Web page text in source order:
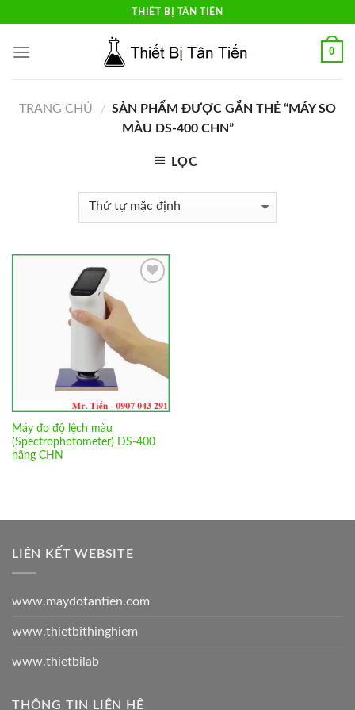
content
THIẾT BỊ TÂN TIẾN
0
TRANG CHỦ / SẢN PHẨM ĐƯỢC GẮN THẺ “MÁY SO
MÀU DS-400 CHN”
LỌC
Máy đo độ lệch màu
(Spectrophotometer) DS-400
hãng CHN
LIÊN KẾT WEBSITE
www.maydotantien.com
www.thietbithinghiem
www.thietbilab
THÔNG TIN LIÊN HỆ